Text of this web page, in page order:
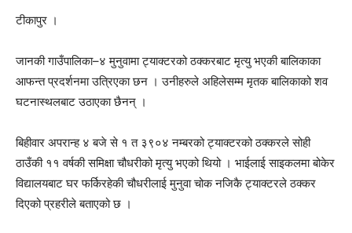
टीकापुर ।
जानकी गाउँपालिका–४ मुनुवामा ट्याक्टरको ठक्करबाट मृत्यु भएकी बालिकाका
आफन्त प्रदर्शनमा उत्रिएका छन । उनीहरुले अहिलेसम्म मृतक बालिकाको शव
घटनास्थलबाट उठाएका छैनन् ।
बिहीवार अपरान्ह ४ बजे से १ त ३९०४ नम्बरको ट्याक्टरको ठक्करले सोही
ठाउँकी ११ वर्षकी समिक्षा चौधरीको मृत्यु भएको थियो । भाईलाई साइकलमा बोकेर
विद्यालयबाट घर फर्किरहेकी चौधरीलाई मुनुवा चोक नजिकै ट्याक्टरले ठक्कर
दिएको प्रहरीले बताएको छ ।